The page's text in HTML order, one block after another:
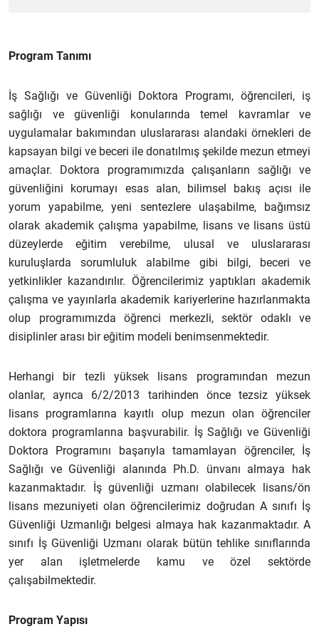
Program Tanımı
İş Sağlığı ve Güvenliği Doktora Programı, öğrencileri, iş
sağlığı ve güvenliği konularında temel kavramlar ve
uygulamalar bakımından uluslararası alandaki örnekleri de
kapsayan bilgi ve beceri ile donatılmış şekilde mezun etmeyi
amaçlar. Doktora programımızda çalışanların sağlığı ve
güvenliğini korumayı esas alan, bilimsel bakış açısı ile
yorum yapabilme, yeni sentezlere ulaşabilme, bağımsız
olarak akademik çalışma yapabilme, lisans ve lisans üstü
düzeylerde eğitim verebilme, ulusal ve uluslararası
kuruluşlarda sorumluluk alabilme gibi bilgi, beceri ve
yetkinlikler kazandırılır. Öğrencilerimiz yaptıkları akademik
çalışma ve yayınlarla akademik kariyerlerine hazırlanmakta
olup programımızda öğrenci merkezli, sektör odaklı ve
disiplinler arası bir eğitim modeli benimsenmektedir.
Herhangi bir tezli yüksek lisans programından mezun
olanlar, ayrıca 6/2/2013 tarihinden önce tezsiz yüksek
lisans programlarına kayıtlı olup mezun olan öğrenciler
doktora programlarına başvurabilir. İş Sağlığı ve Güvenliği
Doktora Programını başarıyla tamamlayan öğrenciler, İş
Sağlığı ve Güvenliği alanında Ph.D. ünvanı almaya hak
kazanmaktadır. İş güvenliği uzmanı olabilecek lisans/ön
lisans mezuniyeti olan öğrencilerimiz doğrudan A sınıfı İş
Güvenliği Uzmanlığı belgesi almaya hak kazanmaktadır. A
sınıfı İş Güvenliği Uzmanı olarak bütün tehlike sınıflarında
yer alan işletmelerde kamu ve özel sektörde
çalışabilmektedir.
Program Yapısı